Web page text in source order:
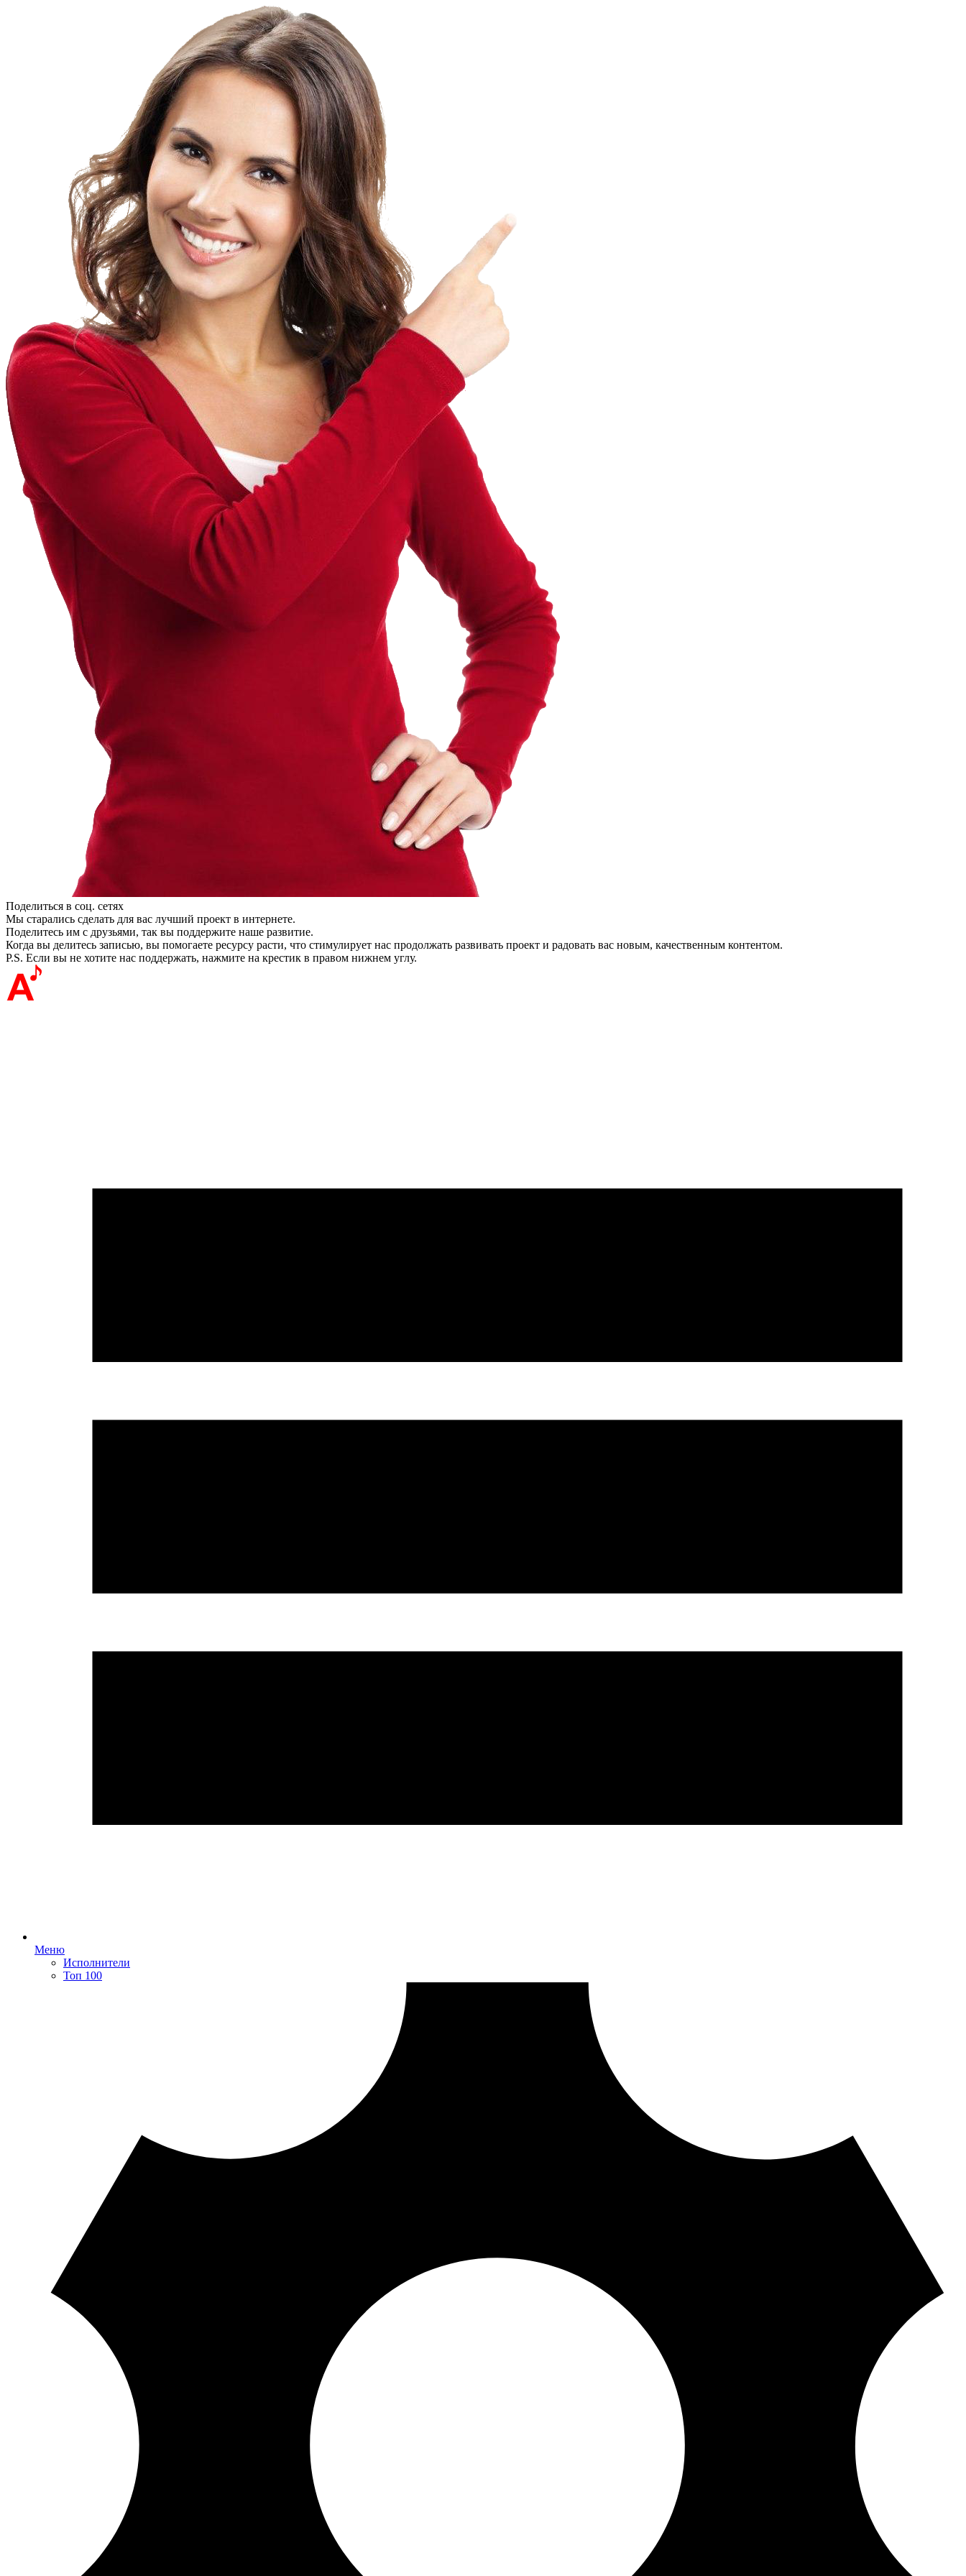
Поделиться в соц. сетях
Мы старались сделать для вас лучший проект в интернете.
Поделитесь им с друзьями, так вы поддержите наше развитие.
Когда вы делитесь записью, вы помогаете ресурсу расти, что стимулирует нас продолжать развивать проект и радовать вас новым, качественным контентом.
P.S. Если вы не хотите нас поддержать, нажмите на крестик в правом нижнем углу.
Меню
Исполнители
Топ 100